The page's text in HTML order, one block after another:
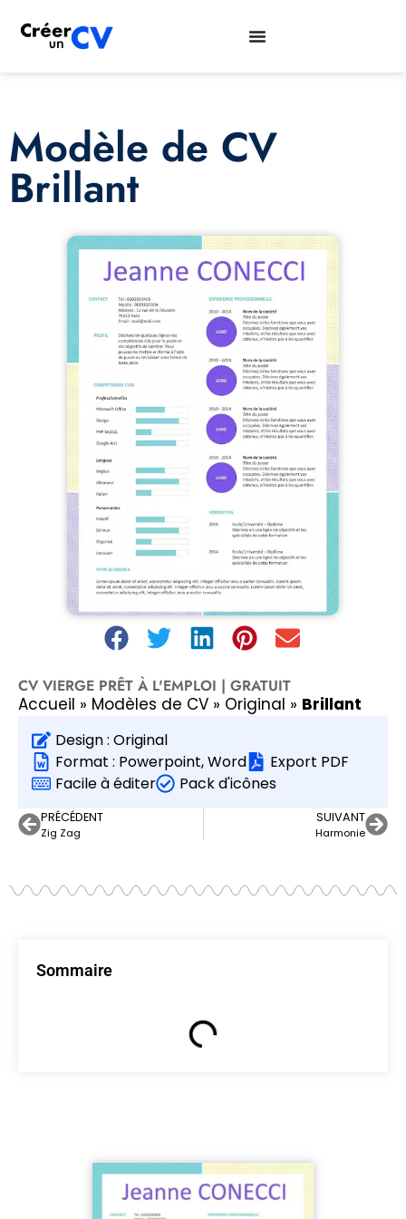
Modèle de CV
Brillant
CV VIERGE PRÊT À L'EMPLOI | GRATUIT
Accueil » Modèles de CV » Original » Brillant
Design : Original
Format : Powerpoint,Word
Export PDF
Facile à éditer
Pack d'icônes
PRÉCÉDENT
Zig Zag
SUIVANT
Harmonie
Sommaire